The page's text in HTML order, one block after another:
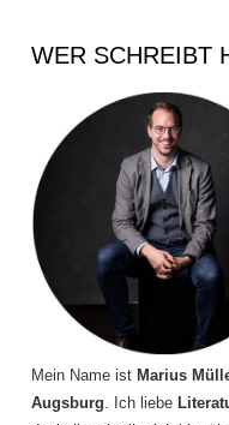
WER SCHREIBT
Mein Name ist Marius
Augsburg. Ich liebe